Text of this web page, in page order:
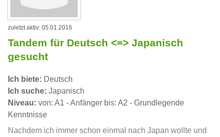
zuletzt aktiv: 05.01.2016
Tandem für Deutsch <=> Japanisch
gesucht
Ich biete: Deutsch
Ich suche: Japanisch
Niveau: von: A1 - Anfänger bis: A2 - Grundlegende
Kenntnisse
Nachdem ich immer schon einmal nach Japan wollte und